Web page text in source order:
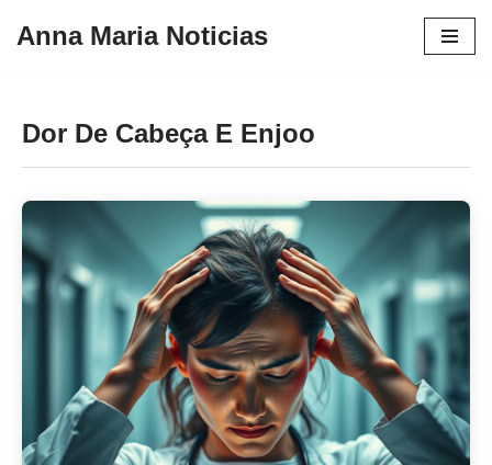
conteúdo
Anna Maria Noticias
Dor De Cabeça E Enjoo